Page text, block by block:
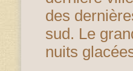
des
sud. Le
nuits